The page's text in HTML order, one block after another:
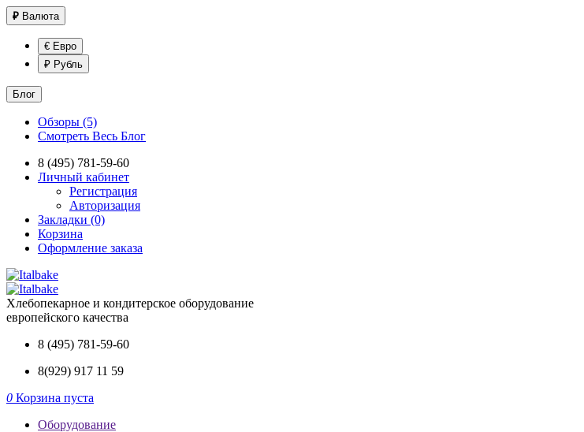
₽ Валюта
€ Евро
₽ Рубль
Блог
Обзоры (5)
Смотреть Весь Блог
8 (495) 781-59-60
Личный кабинет
Регистрация
Авторизация
Закладки (0)
Корзина
Оформление заказа
Хлебопекарное и кондитерское оборудование
европейского качества
8 (495) 781-59-60
8(929) 917 11 59
0 Корзина пуста
Оборудование